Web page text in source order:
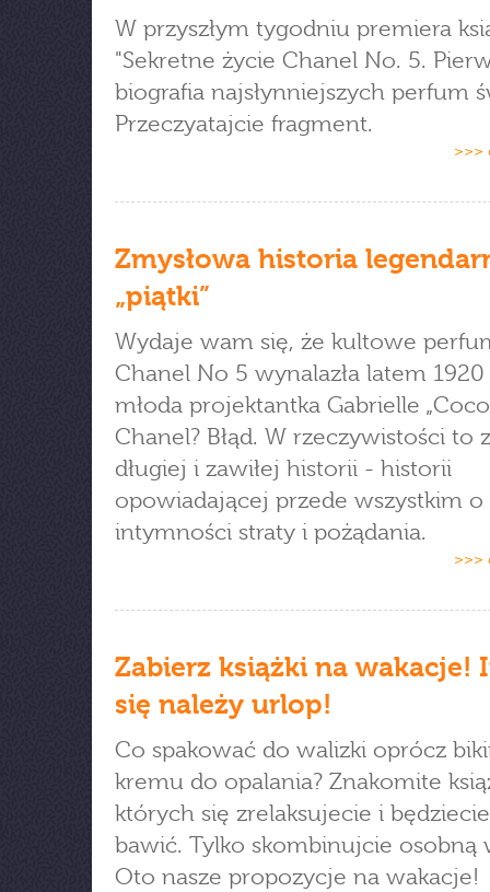
W przyszłym tygodniu premiera
"Sekretne życie Chanel No. 5.
biografia najsłynniejszych perfum
Przeczyatajcie fragment.
>>>
Zmysłowa historia
„piątki”
Wydaje wam się, że kultowe
Chanel No 5 wynalazła latem
młoda projektantka Gabrielle
Chanel? Błąd. W rzeczywistości to
długiej i zawiłej historii - historii
opowiadającej przede wszystkim o
intymności straty i pożądania.
>>>
Zabierz książki na wakacje!
się należy urlop!
Co spakować do walizki oprócz
kremu do opalania? Znakomite
których się zrelaksujecie i
bawić. Tylko skombinujcie osobną
Oto nasze propozycje na wakacje!